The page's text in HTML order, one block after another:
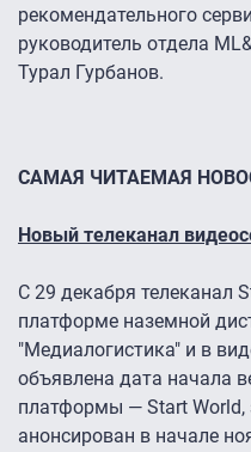
рекомендательного
руководитель отдела
Турал Гурбанов.
САМАЯ ЧИТАЕМАЯ
Новый телеканал
С 29 декабря телеканал
платформе наземной
"Медиалогистика" и в
объявлена дата начала
платформы — Start World,
анонсирован в начале